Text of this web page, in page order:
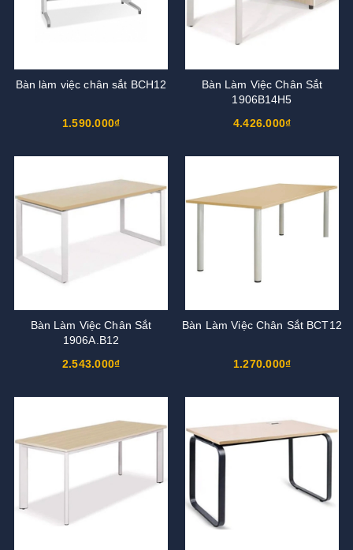
Bàn làm việc chân sắt BCH12
1.590.000₫
Bàn Làm Việc Chân Sắt
1906B14H5
4.426.000₫
Bàn Làm Việc Chân Sắt
1906A.B12
2.543.000₫
Bàn Làm Việc Chân Sắt BCT12
1.270.000₫